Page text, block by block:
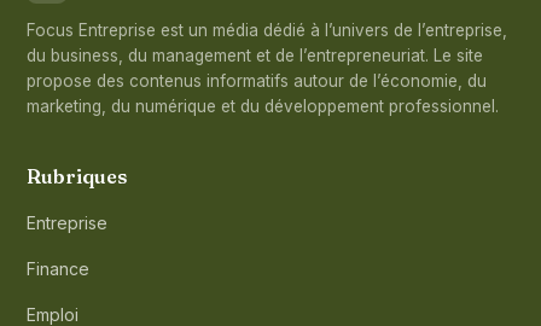
Focus Entreprise est un média dédié à l’univers de l’entreprise,
du business, du management et de l’entrepreneuriat. Le site
propose des contenus informatifs autour de l’économie, du
marketing, du numérique et du développement professionnel.
Rubriques
Entreprise
Finance
Emploi